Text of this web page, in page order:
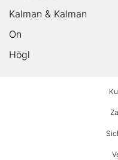
Kalman & Kalman
On
Högl